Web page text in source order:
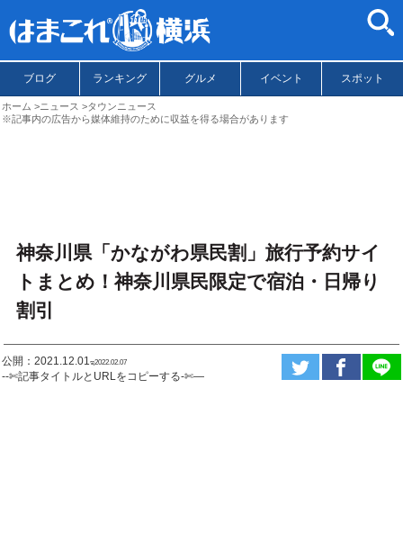
ブログ ランキング グルメ イベント スポット
ホーム ニュース
タウンニュース
※記事内の広告から媒体維持のために収益を得る場合があります
神奈川県「かながわ県民割」旅行予約サイ
トまとめ！神奈川県民限定で宿泊・日帰り
割引
公開：2021.12.01ಇ2022.02.07
--✄記事タイトルとURLをコピーする-✄—